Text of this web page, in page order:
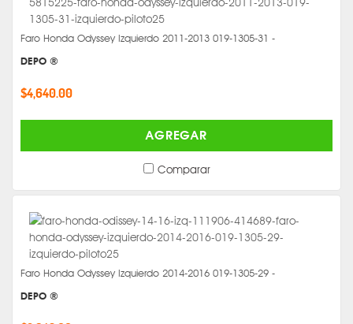
Faro Honda Odyssey Izquierdo 2011-2013 019-1305-31 -
DEPO ®
$4,640.00
AGREGAR
Comparar
Faro Honda Odyssey Izquierdo 2014-2016 019-1305-29 -
DEPO ®